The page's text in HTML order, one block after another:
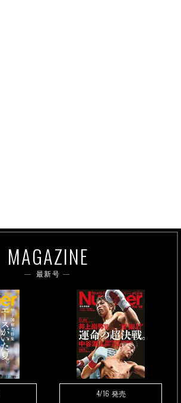
MAGAZINE
最新号
4/16 発売